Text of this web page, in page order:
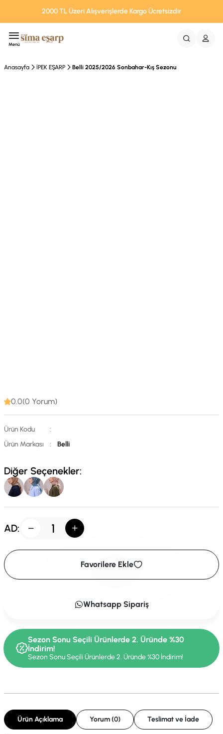
2000 TL Üzeri Alışverişlerde Kargo Ücretsizdir
Menü
Anasayfa İPEK EŞARP Belli 2025/2026 Sonbahar-Kış Sezonu
0.0(0 Yorum)
Ürün Kodu
:
Ürün Markası
: Belli
Diğer Seçenekler:
AD:
Favorilere Ekle
Whatsapp Sipariş
Sezon Sonu Seçili Ürünlerde 2. Üründe %30
İndirim!
Sezon Sonu Seçili Ürünlerde 2. Üründe %30 İndirim!
Ürün Açıklama Yorum (0) Teslimat ve İade